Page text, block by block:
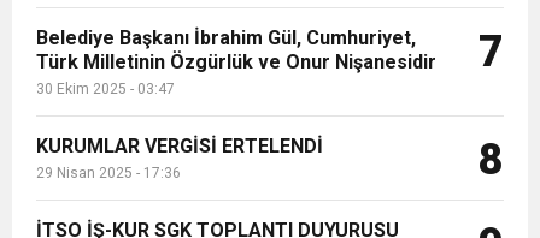
Belediye Başkanı İbrahim Gül, Cumhuriyet,
Türk Milletinin Özgürlük ve Onur Nişanesidir
30 Ekim 2025 - 03:47
7
KURUMLAR VERGİSİ ERTELENDİ
29 Nisan 2025 - 17:36 8
İTSO İŞ-KUR SGK TOPLANTI DUYURUSU